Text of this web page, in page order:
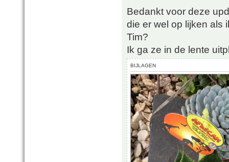
Bedankt voor deze
die er wel op lijken als
Tim?
Ik ga ze in de lente
BIJLAGEN